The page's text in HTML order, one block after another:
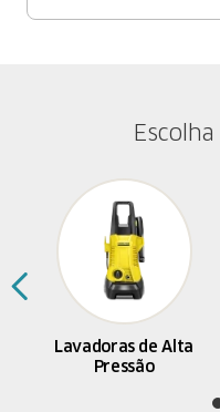
Lavadoras de Alta
Pressão